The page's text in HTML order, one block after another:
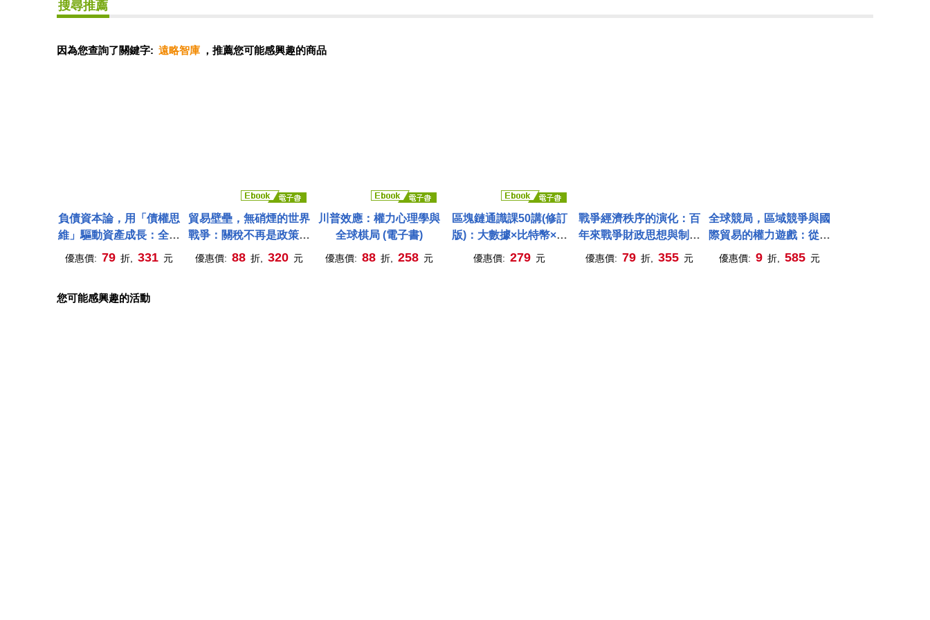
搜尋推薦
因為您查詢了關鍵字: 遠略智庫 ，推薦您可能感興趣的商品
負債資本論，用「債權思
維」驅動資產成長：全球
視野下的財務槓桿與現金
優惠價: 79 折, 331 元
貿易壁壘，無硝煙的世界
戰爭：關稅不再是政策，
是武器；貿易不再是交
優惠價: 88 折, 320 元
川普效應：權力心理學與
全球棋局 (電子書)
優惠價: 88 折, 258 元
區塊鏈通識課50講(修訂
版)：大數據×比特幣×通
證經濟×去中心化金融，
優惠價: 279 元
戰爭經濟秩序的演化：百
年來戰爭財政思想與制度
動員的轉變
優惠價: 79 折, 355 元
全球競局，區域競爭與國
際貿易的權力遊戲：從資
源分布到生產轉移，解構
優惠價: 9 折, 585 元
您可能感興趣的活動